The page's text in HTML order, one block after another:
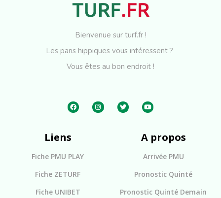
Bienvenue sur turf.fr !
Les paris hippiques vous intéressent ?
Vous êtes au bon endroit !
Liens
Fiche PMU PLAY
Fiche ZETURF
Fiche UNIBET
A propos
Arrivée PMU
Pronostic Quinté
Pronostic Quinté Demain